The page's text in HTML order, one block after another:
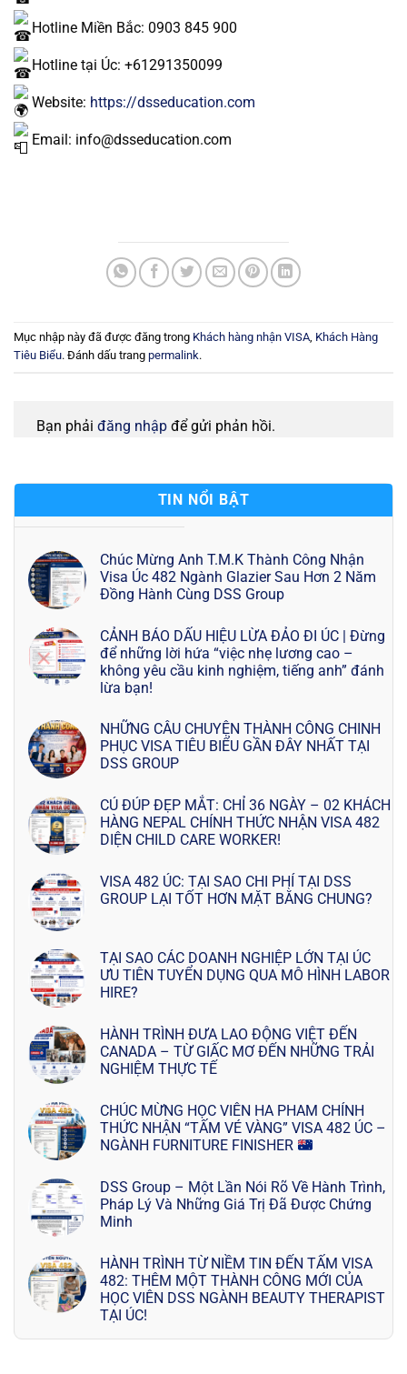
Hotline Miền Bắc: 0903 845 900
Hotline tại Úc: +61291350099
Website: https://dsseducation.com
Email: info@dsseducation.com
Mục nhập này đã được đăng trong Khách hàng nhận VISA Khách Hàng
Tiêu Biểu. Đánh dấu trang permalink.
Bạn phải đăng nhập để gửi phản hồi.
TIN NỔI BẬT
Chúc Mừng Anh T.M.K Thành Công Nhận
Visa Úc 482 Ngành Glazier Sau Hơn 2 Năm
Đồng Hành Cùng DSS Group
CẢNH BÁO DẤU HIỆU LỪA ĐẢO ĐI ÚC | Đừng
để những lời hứa “việc nhẹ lương cao –
không yêu cầu kinh nghiệm, tiếng anh” đánh
lừa bạn!
NHỮNG CÂU CHUYỆN THÀNH CÔNG CHINH
PHỤC VISA TIÊU BIỂU GẦN ĐÂY NHẤT TẠI
DSS GROUP
CÚ ĐÚP ĐẸP MẮT: CHỈ 36 NGÀY – 02 KHÁCH
HÀNG NEPAL CHÍNH THỨC NHẬN VISA 482
DIỆN CHILD CARE WORKER!
VISA 482 ÚC: TẠI SAO CHI PHÍ TẠI DSS
GROUP LẠI TỐT HƠN MẶT BẰNG CHUNG?
TẠI SAO CÁC DOANH NGHIỆP LỚN TẠI ÚC
ƯU TIÊN TUYỂN DỤNG QUA MÔ HÌNH LABOR
HIRE?
HÀNH TRÌNH ĐƯA LAO ĐỘNG VIỆT ĐẾN
CANADA – TỪ GIẤC MƠ ĐẾN NHỮNG TRẢI
NGHIỆM THỰC TẾ
CHÚC MỪNG HỌC VIÊN HA PHAM CHÍNH
THỨC NHẬN “TẤM VÉ VÀNG” VISA 482 ÚC –
NGÀNH FURNITURE FINISHER
DSS Group – Một Lần Nói Rõ Về Hành Trình,
Pháp Lý Và Những Giá Trị Đã Được Chứng
Minh
HÀNH TRÌNH TỪ NIỀM TIN ĐẾN TẤM VISA
482: THÊM MỘT THÀNH CÔNG MỚI CỦA
HỌC VIÊN DSS NGÀNH BEAUTY THERAPIST
TẠI ÚC!